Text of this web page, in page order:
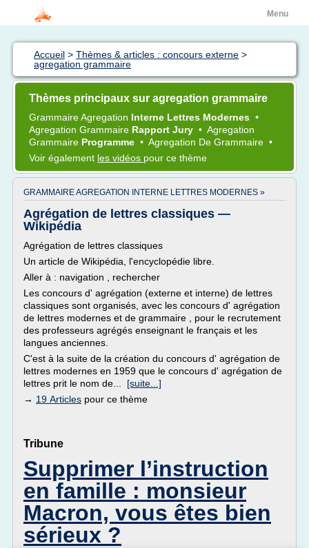
Menu
Accueil > Thèmes & articles : concours externe >
agregation grammaire
Thèmes principaux sur agregation grammaire
Grammaire Agregation Interne Lettres Modernes •
Agregation Grammaire Rapport Jury • Agregation
Grammaire Programme • Agregation De Grammaire •
Voir également les vidéos pour ce thème
GRAMMAIRE AGREGATION INTERNE LETTRES MODERNES »
Agrégation de lettres classiques —
Wikipédia
Agrégation de lettres classiques
Un article de Wikipédia, l'encyclopédie libre.
Aller à : navigation , rechercher
Les concours d' agrégation (externe et interne) de lettres
classiques sont organisés, avec les concours d' agrégation
de lettres modernes et de grammaire , pour le recrutement
des professeurs agrégés enseignant le français et les
langues anciennes.
C'est à la suite de la création du concours d' agrégation de
lettres modernes en 1959 que le concours d' agrégation de
lettres prit le nom de... [suite...]
→ 19 Articles pour ce thème
Tribune
Supprimer l’instruction
en famille : monsieur
Macron, vous êtes bien
sérieux ?